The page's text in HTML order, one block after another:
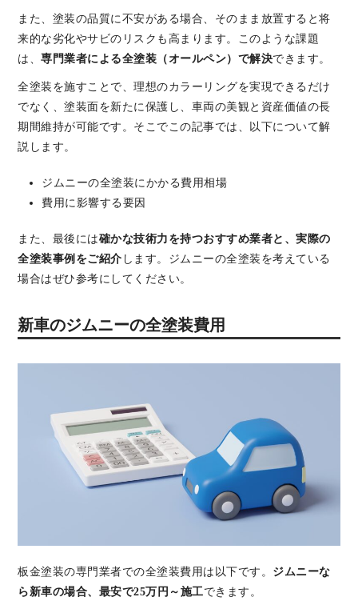
また、塗装の品質に不安がある場合、そのまま放置すると将
来的な劣化やサビのリスクも高まります。このような課題
は、 専門業者による全塗装（オールペン）で解決できます。
全塗装を施すことで、理想のカラーリングを実現できるだけ
でなく、塗装面を新たに保護し、車両の美観と資産価値の長
期間維持が可能です。そこでこの記事では、以下について解
説します。
ジムニーの全塗装にかかる費用相場
費用に影響する要因
また、最後には確かな技術力を持つおすすめ業者と、実際の
全塗装事例をご紹介 します。ジムニーの全塗装を考えている
場合はぜひ参考にしてください。
新車のジムニーの全塗装費用
板金塗装の専門業者での全塗装費用は以下です。 ジムニーな
ら新車の場合、最安で25万円～施工できます。